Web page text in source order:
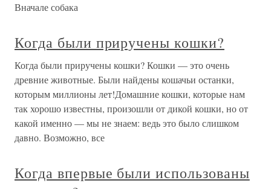
Вначале собака
Когда были приручены кошки?
Когда были приручены кошки? Кошки — это очень
древние животные. Были найдены кошачьи останки,
которым миллионы лет!Домашние кошки, которые нам
так хорошо известны, произошли от дикой кошки, но от
какой именно — мы не знаем: ведь это было слишком
давно. Возможно, все
Когда впервые были использованы